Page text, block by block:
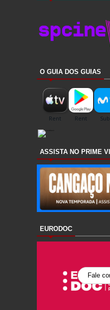
Fale
O GUIA DOS GUIAS
ASSISTA NO PRIME
EURODOC